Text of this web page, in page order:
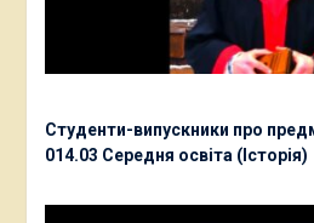
Студенти-випускники про
014.03 Середня освіта (Історія)